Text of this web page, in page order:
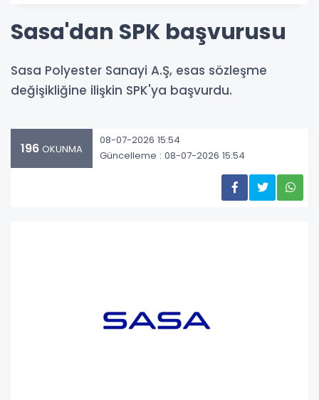
Sasa'dan SPK başvurusu
Sasa Polyester Sanayi A.Ş, esas sözleşme
değişikliğine ilişkin SPK'ya başvurdu.
196 OKUNMA
08-07-2026 15:54
Güncelleme : 08-07-2026 15:54